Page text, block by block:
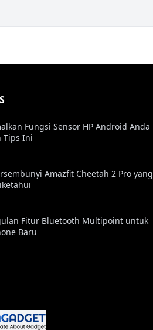
Fungsi Sensor HP Android Anda
Tips Ini
Amazfit Cheetah 2 Pro yang
Fitur Bluetooth Multipoint untuk
Baru